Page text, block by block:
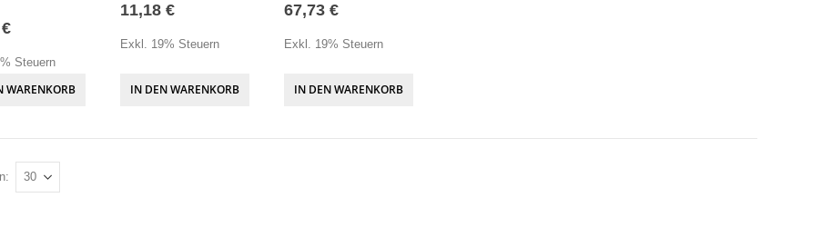
Steuern
WARENKORB
11,18 €
Exkl. 19% Steuern
IN DEN WARENKORB
67,73 €
Exkl. 19% Steuern
IN DEN WARENKORB